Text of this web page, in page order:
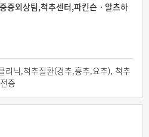
증외상팀,척추센터,파킨슨ㆍ알츠하
리닉,척추질환(경추,흉추,요추), 척추
증